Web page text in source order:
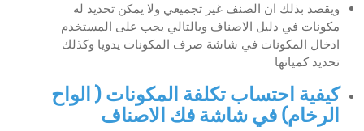
ويقصد بذلك ان الصنف غير تجميعي ولا يمكن تحديد له
مكونات في دليل الاصناف وبالتالي يجب على المستخدم
ادخال المكونات في شاشة صرف المكونات يدويا وكذلك
تحديد كمياتها
كيفية احتساب تكلفة المكونات ( الواح
الرخام) في شاشة فك الاصناف